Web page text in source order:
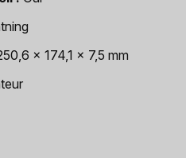
x 174,1 x 7,5 mm